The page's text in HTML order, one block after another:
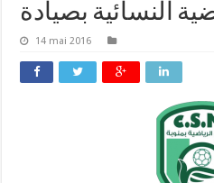
النسائية بصيادة
14 mai 2016